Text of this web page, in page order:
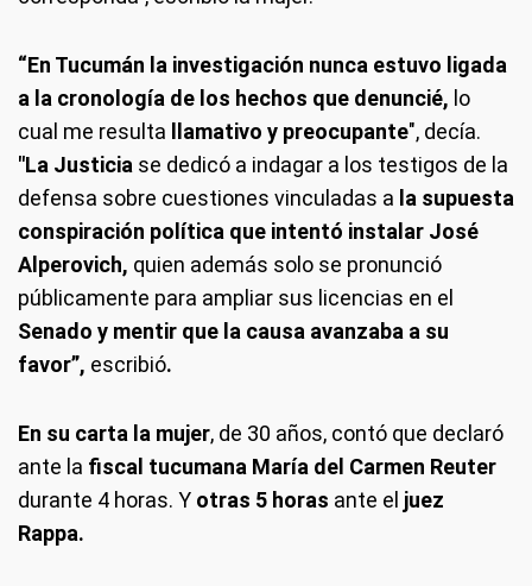
“En Tucumán la investigación nunca estuvo ligada
a la cronología de los hechos que denuncié, lo
cual me resulta
llamativo y preocupante", decía.
"La Justicia se dedicó a indagar a los testigos de la
defensa sobre cuestiones vinculadas a la supuesta
conspiración política que intentó instalar José
Alperovich, quien además solo se pronunció
públicamente para ampliar sus licencias en el
Senado y mentir que la causa avanzaba a su
favor”, escribió.
En su carta la mujer, de 30 años, contó que declaró
ante la fiscal tucumana María del Carmen Reuter
durante 4 horas. Y otras 5 horas ante el juez
Rappa.